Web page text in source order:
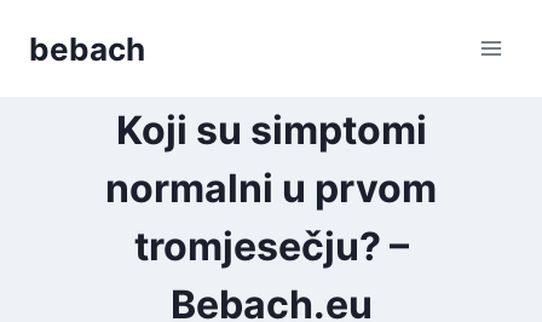
bebach
Koji su simptomi
normalni u prvom
tromjesečju? –
Bebach.eu